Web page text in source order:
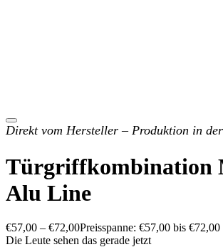
Direkt vom Hersteller – Produktion in
Türgriffkombination
Alu Line
€57,00 – €72,00Preisspanne: €57,00 bis €72,00
Die Leute sehen das gerade jetzt